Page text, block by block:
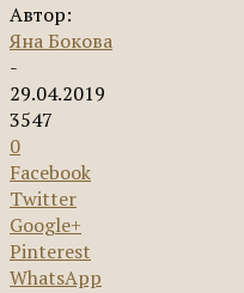
Автор:
Яна Бокова
-
29.04.2019
3547
0
Facebook
Twitter
Google+
Pinterest
WhatsApp